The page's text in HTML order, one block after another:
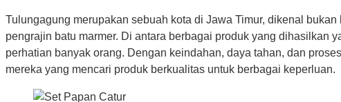
Tulungagung merupakan sebuah kota di Jawa Timur, dikenal
pengrajin batu marmer. Di antara berbagai produk yang dihasilkan
perhatian banyak orang. Dengan keindahan, daya tahan, dan
mereka yang mencari produk berkualitas untuk berbagai keperluan.